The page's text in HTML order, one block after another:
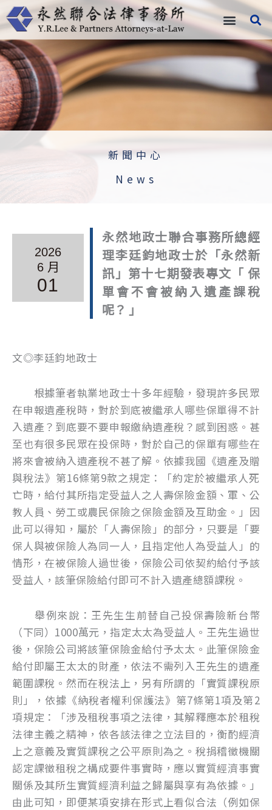
跳
至
主
要
內
容
新聞中心
News
2026
6 月
01
永然地政士聯合事務所總經
理李廷鈞地政士於「永然新
訊」第十七期發表專文「 保
單會不會被納入遺產課稅
呢？ 」
文◎李廷鈞地政士
根據筆者執業地政士十多年經驗，發現許多民眾
在申報遺產稅時，對於到底被繼承人哪些保單得不計
入遺產？到底要不要申報繳納遺產稅？感到困惑。甚
至也有很多民眾在投保時，對於自己的保單有哪些在
將來會被納入遺產稅不甚了解。依據我國《遺產及贈
與稅法》第16條第9款之規定：「約定於被繼承人死
亡時，給付其所指定受益人之人壽保險金額、軍、公
教人員、勞工或農民保險之保險金額及互助金。」因
此可以得知，屬於「人壽保險」的部分，只要是「要
保人與被保險人為同一人，且指定他人為受益人」的
情形，在被保險人過世後，保險公司依契約給付予該
受益人，該筆保險給付即可不計入遺產總額課稅。
舉例來說：王先生生前替自己投保壽險新台幣
（下同）1000萬元，指定太太為受益人。王先生過世
後，保險公司將該筆保險金給付予太太。此筆保險金
給付即屬王太太的財產，依法不需列入王先生的遺產
範圍課稅。然而在稅法上，另有所謂的「實質課稅原
則」，依據《納稅者權利保護法》第7條第1項及第2
項規定：「涉及租稅事項之法律，其解釋應本於租稅
法律主義之精神，依各該法律之立法目的，衡酌經濟
上之意義及實質課稅之公平原則為之。稅捐稽徵機關
認定課徵租稅之構成要件事實時，應以實質經濟事實
關係及其所生實質經濟利益之歸屬與享有為依據。」
由此可知，即便某項安排在形式上看似合法（例如保